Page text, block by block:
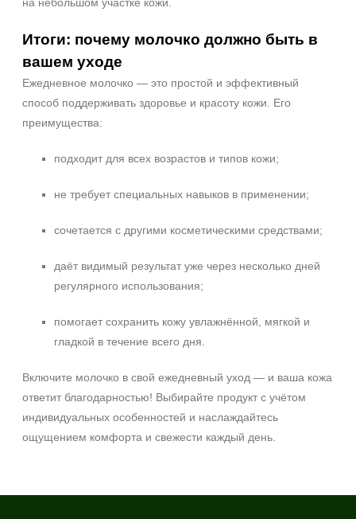
Итоги: почему молочко должно быть в
вашем уходе
Ежедневное молочко — это простой и эффективный
способ поддерживать здоровье и красоту кожи. Его
преимущества:
подходит для всех возрастов и типов кожи;
не требует специальных навыков в применении;
сочетается с другими косметическими средствами;
даёт видимый результат уже через несколько дней
регулярного использования;
помогает сохранить кожу увлажнённой, мягкой и
гладкой в течение всего дня.
Включите молочко в свой ежедневный уход — и ваша кожа
ответит благодарностью! Выбирайте продукт с учётом
индивидуальных особенностей и наслаждайтесь
ощущением комфорта и свежести каждый день.